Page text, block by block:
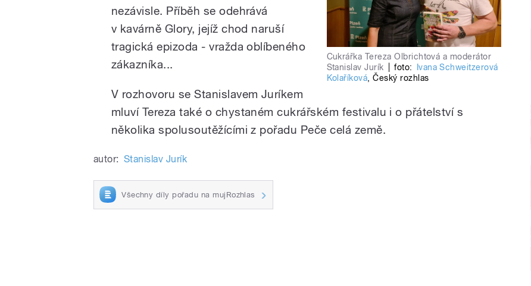
Cukrářka Tereza Olbrichtová a moderátor
Stanislav Jurík
foto:
Ivana Schweitzerová
Kolaříková,Český rozhlas
nezávisle. Příběh se odehrává
v kavárně Glory, jejíž chod naruší
tragická epizoda - vražda oblíbeného
zákazníka...
V rozhovoru se Stanislavem Juríkem
mluví Tereza také o chystaném cukrářském festivalu i o přátelství s
několika spolusoutěžícími z pořadu Peče celá země.
autor: Stanislav Jurík
Všechny díly pořadu na mujRozhlas